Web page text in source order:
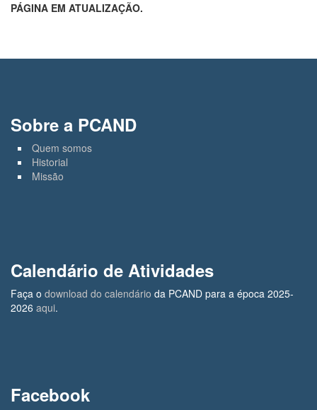
PÁGINA EM ATUALIZAÇÃO.
Sobre a PCAND
Quem somos
Historial
Missão
Calendário de Atividades
Faça o download do calendário da PCAND para a época 2025-
2026 aqui.
Facebook